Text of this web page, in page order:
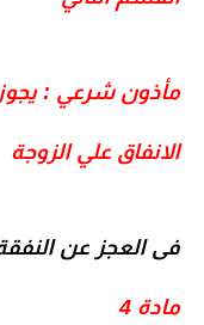
مأذون شرعي :
الانفاق علي الزوجة
فى العجز عن
مادة 4